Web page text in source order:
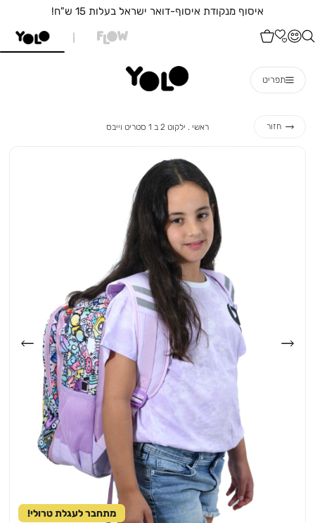
איסוף עצמי מהחנות הקרובה אליכם
תפריט
חזור ראשי ראשי
ילקוט 2 ב 1 סטריט וייבס
מתחבר לעגלת טרולי!